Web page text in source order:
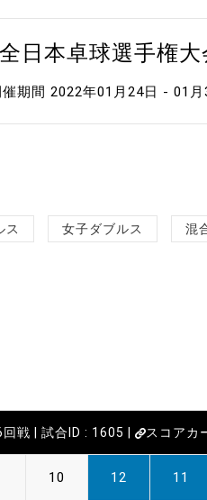
本卓球選手権大
催期間 2022年01月24日 - 01月
ス 女子ダブルス 混
回戦 | 試合ID : 1605 | スコアカ
10 12 11